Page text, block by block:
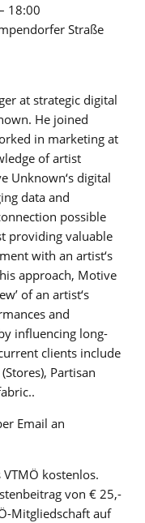
18:00
Straße
at strategic digital
He joined
in marketing at
of artist
Unknown‘s digital
data and
possible
providing valuable
with an artist‘s
approach, Motive
of an artist‘s
and
influencing long-
clients include
Partisan
Email an
kostenlos.
von € 25,-
Mitgliedschaft auf